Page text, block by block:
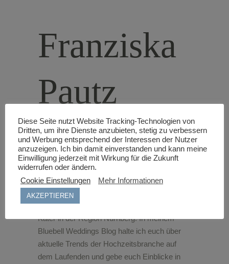
Franziska
Pautz
BLUEBELL WEDDINGS
BLOG | ÜBER MICH
Ich bin Hochzeitsplanerin aus Leidenschaft
und lebe mit meinem Mann und meinem
Kater in der Region Nürnberg. In meinem
Bluebell Weddings Blog halte ich euch über
aktuelle Trends der Hochzeitsbranche auf
dem Laufenden und gebe euch Einblicke in
Diese Seite nutzt Website Tracking-Technologien von
Dritten, um ihre Dienste anzubieten, stetig zu verbessern
und Werbung entsprechend der Interessen der Nutzer
anzuzeigen. Ich bin damit einverstanden und kann meine
Einwilligung jederzeit mit Wirkung für die Zukunft
widerrufen oder ändern.
Cookie Einstellungen
Mehr Informationen
AKZEPTIEREN